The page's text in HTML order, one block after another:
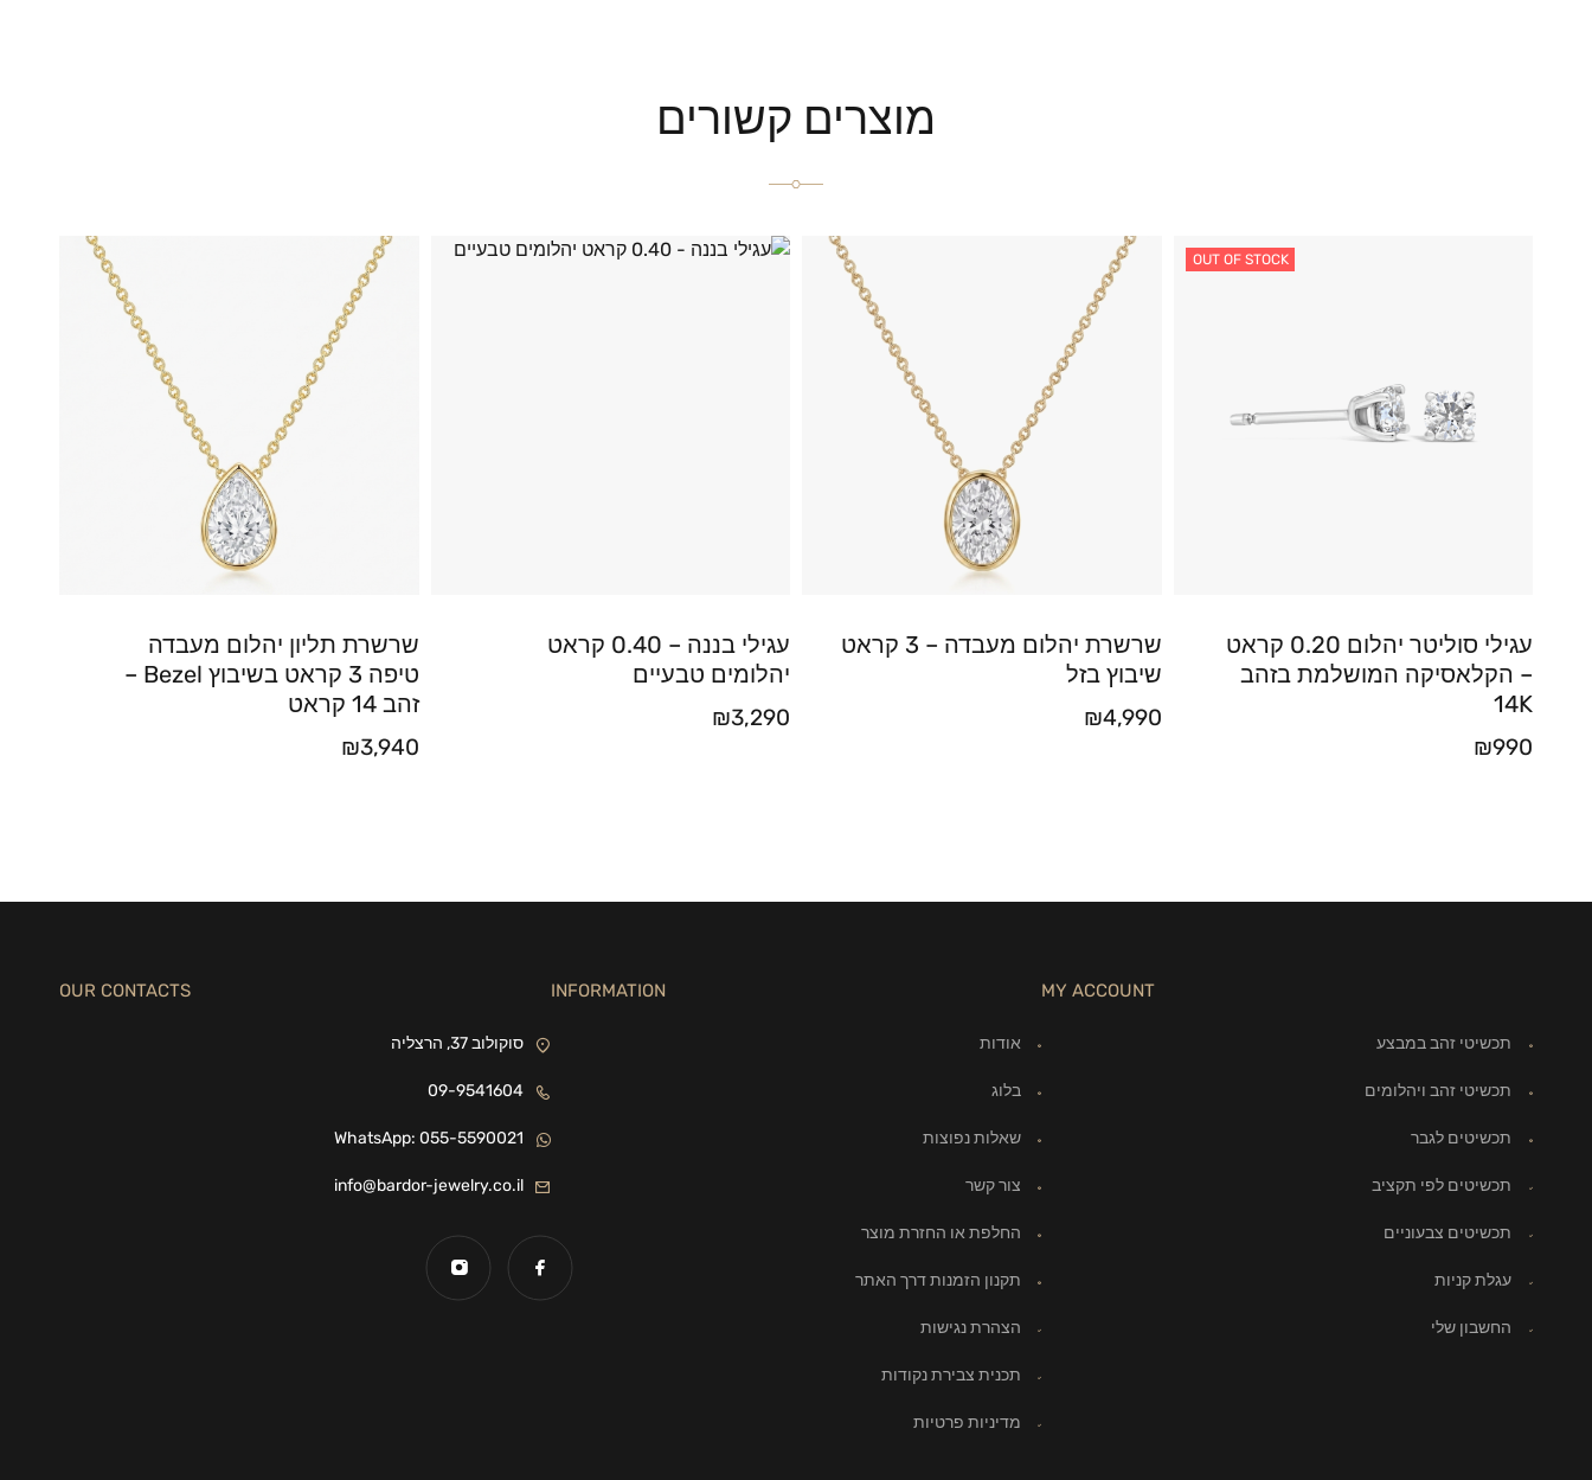
מוצרים קשורים
OUT OF STOCK
עגילי סוליטר יהלום 0.20 קראט
– הקלאסיקה המושלמת בזהב
14K
₪990
שרשרת יהלום מעבדה – 3 קראט
שיבוץ בזל
₪4,990
עגילי בננה – 0.40 קראט
יהלומים טבעיים
₪3,290
שרשרת תליון יהלום מעבדה
טיפה 3 קראט בשיבוץ Bezel –
זהב 14 קראט
₪3,940
MY ACCOUNT
תכשיטי זהב במבצע
תכשיטי זהב ויהלומים
תכשיטים לגבר
תכשיטים לפי תקציב
תכשיטים צבעוניים
עגלת קניות
החשבון שלי
INFORMATION
אודות
בלוג
שאלות נפוצות
צור קשר
החלפת או החזרת מוצר
תקנון הזמנות דרך האתר
הצהרת נגישות
תכנית צבירת נקודות
מדיניות פרטיות
OUR CONTACTS
סוקולוב 37, הרצליה
09-9541604
WhatsApp: 055-5590021
info@bardor-jewelry.co.il